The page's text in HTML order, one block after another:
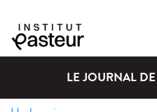
LE JOURNAL